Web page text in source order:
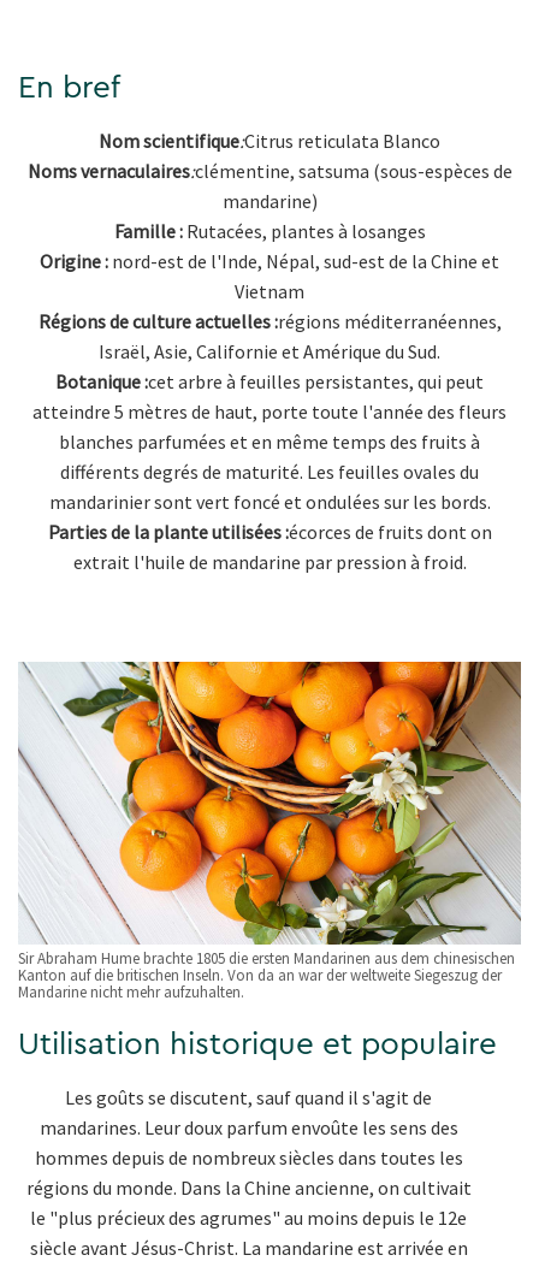
En bref
Nom scientifique:Citrus reticulata Blanco
Noms vernaculaires:clémentine, satsuma (sous-espèces de
mandarine)
Famille :Rutacées, plantes à losanges
Origine : nord-est de l'Inde, Népal, sud-est de la Chine et
Vietnam
Régions de culture actuelles :régions méditerranéennes,
Israël, Asie, Californie et Amérique du Sud.
Botanique :cet arbre à feuilles persistantes, qui peut
atteindre 5 mètres de haut, porte toute l'année des fleurs
blanches parfumées et en même temps des fruits à
différents degrés de maturité. Les feuilles ovales du
mandarinier sont vert foncé et ondulées sur les bords.
Parties de la plante utilisées :écorces de fruits dont on
extrait l'huile de mandarine par pression à froid.
Sir Abraham Hume brachte 1805 die ersten Mandarinen aus dem chinesischen
Kanton auf die britischen Inseln. Von da an war der weltweite Siegeszug der
Mandarine nicht mehr aufzuhalten.
Utilisation historique et populaire
Les goûts se discutent, sauf quand il s'agit de
mandarines. Leur doux parfum envoûte les sens des
hommes depuis de nombreux siècles dans toutes les
régions du monde. Dans la Chine ancienne, on cultivait
le "plus précieux des agrumes" au moins depuis le 12e
siècle avant Jésus-Christ. La mandarine est arrivée en